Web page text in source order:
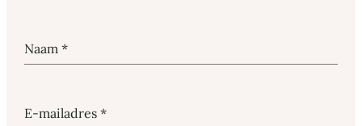
Naam*
E-mailadres*